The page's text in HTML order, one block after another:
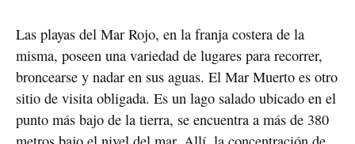
Las playas del Mar Rojo, en la franja costera de la
misma, poseen una variedad de lugares para recorrer,
broncearse y nadar en sus aguas. El Mar Muerto es otro
sitio de visita obligada. Es un lago salado ubicado en el
punto más bajo de la tierra, se encuentra a más de 380